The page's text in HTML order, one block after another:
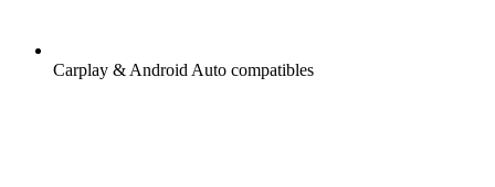
Carplay & Android Auto compatibles